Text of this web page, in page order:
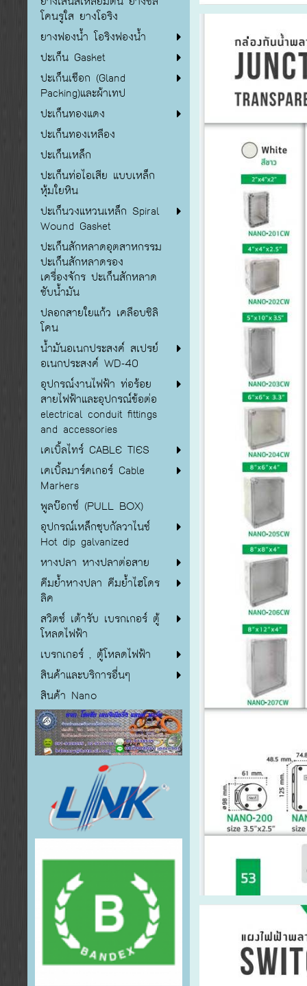
โคนรูใส ยางโอริง
ยางฟองน้ำ โอริงฟองน้ำ
ปะเก็น Gasket
ปะเก็นเชือก (Gland
Packing)และผ้าเทป
ปะเก็นทองแดง
ปะเก็นทองเหลือง
ปะเก็นเหล็ก
ปะเก็นท่อไอเสีย แบบเหล็ก
หุ้มใยหิน
ปะเก็นวงแหวนเหล็ก Spiral
Wound Gasket
ปะเก็นสักหลาดอุตสาหกรรม
ปะเก็นสักหลาดรอง
เครื่องจักร ปะเก็นสักหลาด
ซับน้ำมัน
ปลอกสายใยแก้ว เคลือบซิลิ
โคน
น้ำมันอเนกประสงค์ สเปรย์
อเนกประสงค์ WD-40
อุปกรณ์งานไฟฟ้า ท่อร้อย
สายไฟฟ้าและอุปกรณ์ข้อต่อ
electrical conduit fittings
and accessories
เคเบิ้ลไทร์ CABLE TIES
เคเบิ้ลมาร์คเกอร์ Cable
Markers
พูลบ๊อกซ์ (PULL BOX)
อุปกรณ์เหล็กชุบกัลวาไนซ์
Hot dip galvanized
หางปลา หางปลาต่อสาย
คีมย้ำหางปลา คีมย้ำไฮโดร
ลิค
สวิตซ์ เต้ารับ เบรกเกอร์ ตู้
โหลดไฟฟ้า
เบรกเกอร์ , ตู้โหลดไฟฟ้า
สินค้าและบริการอื่นๆ
สินค้า Nano